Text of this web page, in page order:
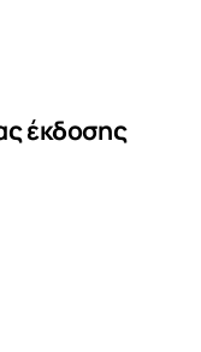
έκδοσης